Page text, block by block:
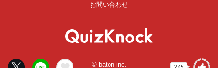
お問い合わせ
© baton inc.